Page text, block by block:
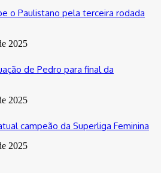
o Paulistano pela terceira rodada
2025
de Pedro para final da
2025
campeão da Superliga Feminina
2025